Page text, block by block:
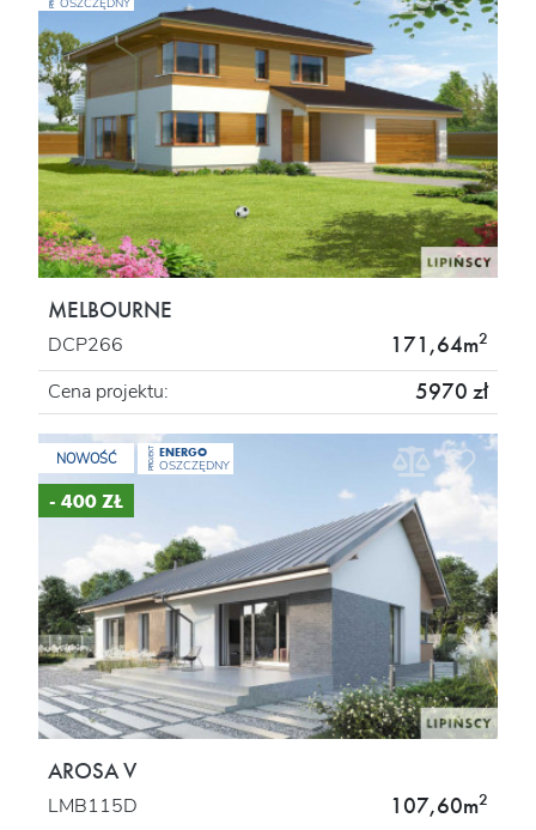
MELBOURNE
DCP266 171,64m2
Cena projektu: 5970 zł
NOWOŚĆ PROJEKT ENERGO
OSZCZĘDNY
- 400 ZŁ
AROSA V
LMB115D 107,60m2